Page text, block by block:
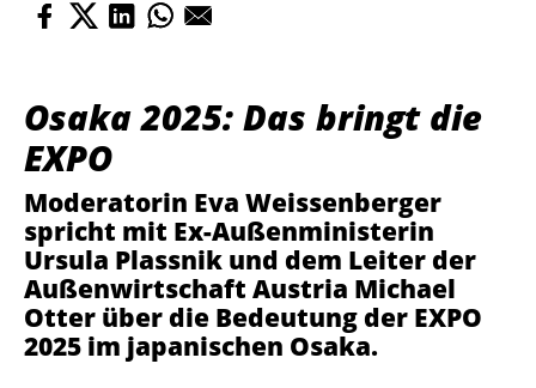
Osaka 2025: Das bringt die
EXPO
Moderatorin Eva Weissenberger
spricht mit Ex-Außenministerin
Ursula Plassnik und dem Leiter der
Außenwirtschaft Austria Michael
Otter über die Bedeutung der EXPO
2025 im japanischen Osaka.